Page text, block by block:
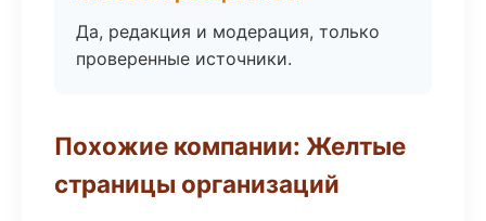
Да, редакция и модерация, только
проверенные источники.
Похожие компании: Желтые
страницы организаций